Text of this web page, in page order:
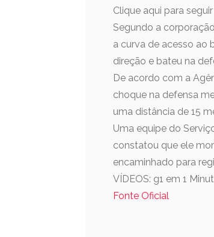
Clique aqui para
Segundo a
a curva de acesso ao
direção e bateu na
De acordo com a
choque na defensa
uma distância de 15
Uma equipe do
constatou que ele
encaminhado para
VÍDEOS: g1 em 1
Fonte Oficial